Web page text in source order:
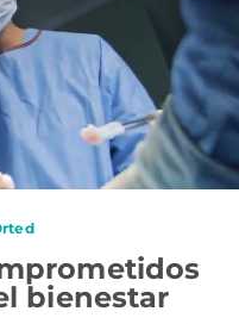
bienestar